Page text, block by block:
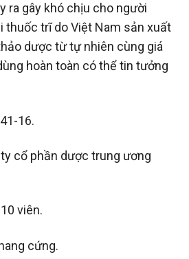
ra gây khó chịu cho người
thuốc trĩ do Việt Nam sản xuất
dược từ tự nhiên cùng giá
hoàn toàn có thể tin tưởng
16.
cổ phần dược trung ương
viên.
cứng.